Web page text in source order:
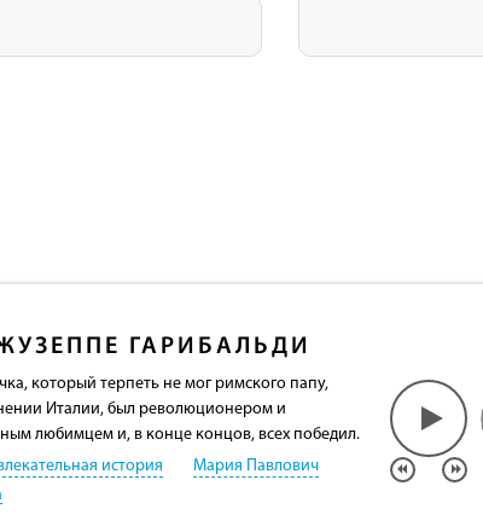
ГАРИБАЛЬДИ
который терпеть не мог римского папу,
Италии, был революционером и
любимцем и, в конце концов, всех победил.
история
Мария Павлович